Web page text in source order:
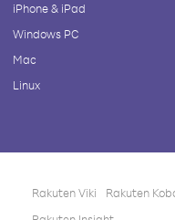
iPhone & iPad
Windows PC
Mac
Linux
Rakuten Viki Rakuten